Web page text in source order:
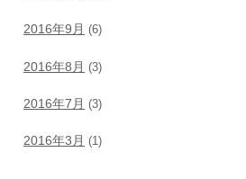
2016年9月 (6)
2016年8月 (3)
2016年7月 (3)
2016年3月 (1)